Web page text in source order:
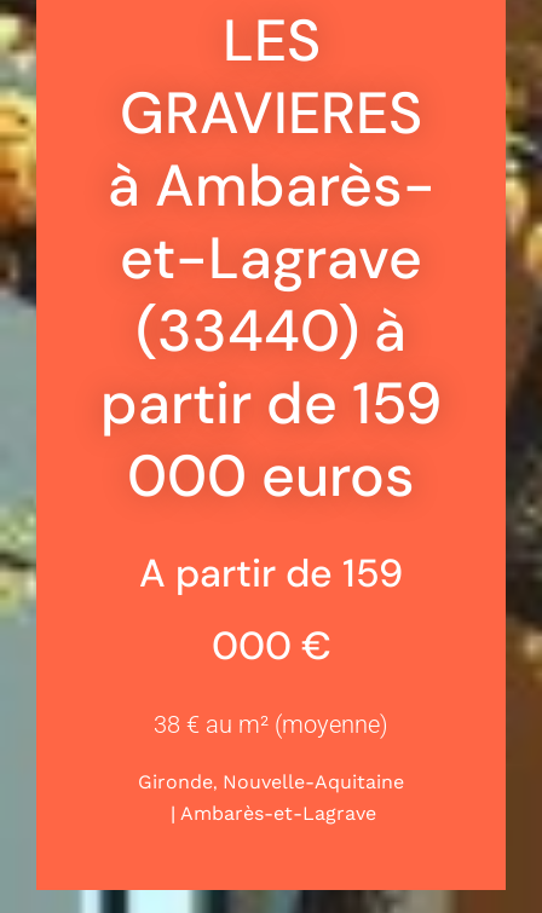
LES
GRAVIERES
à Ambarès-
et-Lagrave
(33440) à
partir de 159
000 euros
A partir de 159
000 €
38 € au m² (moyenne)
Gironde, Nouvelle-Aquitaine
| Ambarès-et-Lagrave